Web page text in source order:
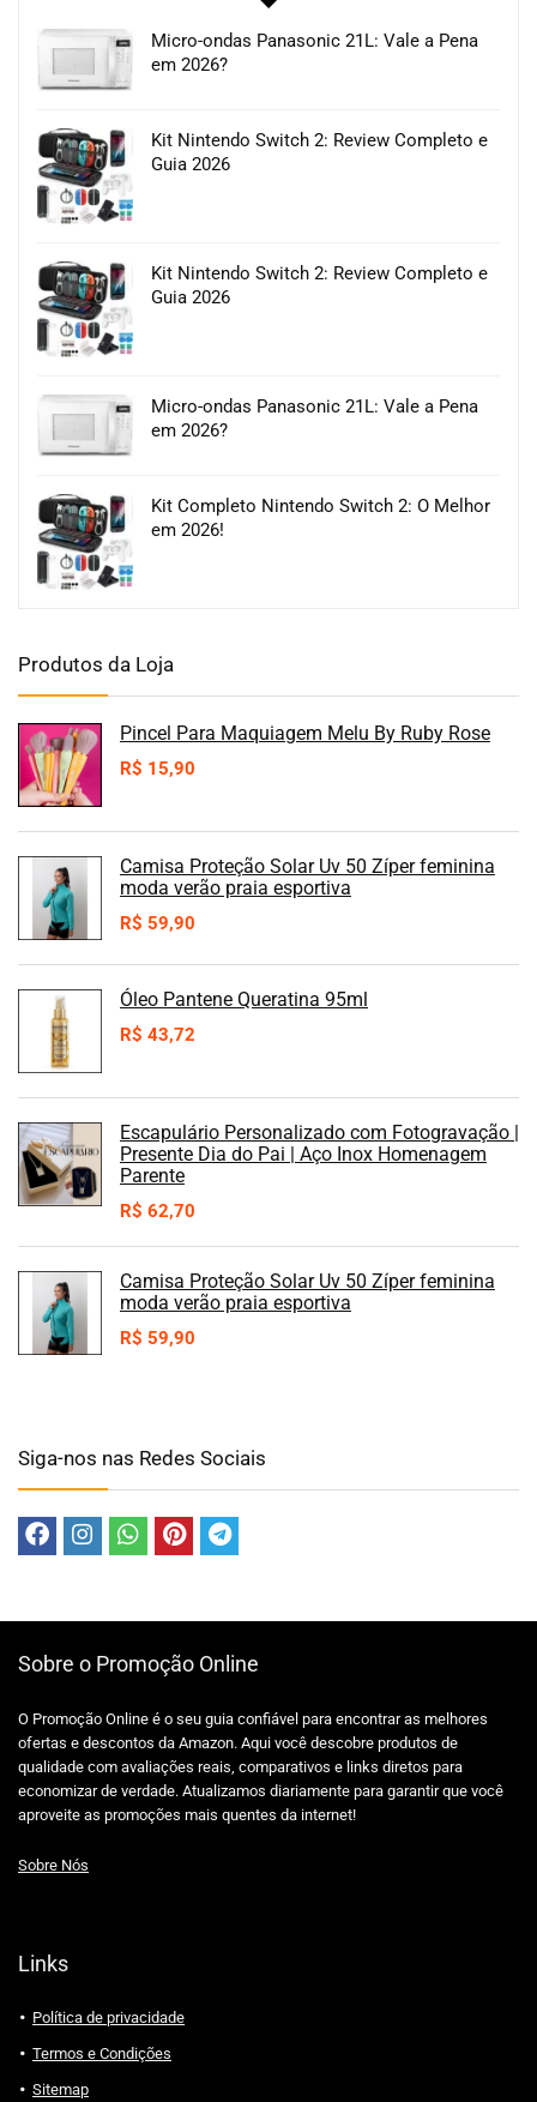
Micro-ondas Panasonic 21L: Vale a Pena
em 2026?
Kit Nintendo Switch 2: Review Completo e
Guia 2026
Kit Nintendo Switch 2: Review Completo e
Guia 2026
Micro-ondas Panasonic 21L: Vale a Pena
em 2026?
Kit Completo Nintendo Switch 2: O Melhor
em 2026!
Produtos da Loja
Pincel Para Maquiagem Melu By Ruby Rose
R$ 15,90
Camisa Proteção Solar Uv 50 Zíper feminina
moda verão praia esportiva
R$ 59,90
Óleo Pantene Queratina 95ml
R$ 43,72
Escapulário Personalizado com Fotogravação |
Presente Dia do Pai | Aço Inox Homenagem
Parente
R$ 62,70
Camisa Proteção Solar Uv 50 Zíper feminina
moda verão praia esportiva
R$ 59,90
Siga-nos nas Redes Sociais
Sobre o Promoção Online
O Promoção Online é o seu guia confiável para encontrar as melhores
ofertas e descontos da Amazon. Aqui você descobre produtos de
qualidade com avaliações reais, comparativos e links diretos para
economizar de verdade. Atualizamos diariamente para garantir que você
aproveite as promoções mais quentes da internet!
Sobre Nós
Links
Política de privacidade
Termos e Condições
Sitemap